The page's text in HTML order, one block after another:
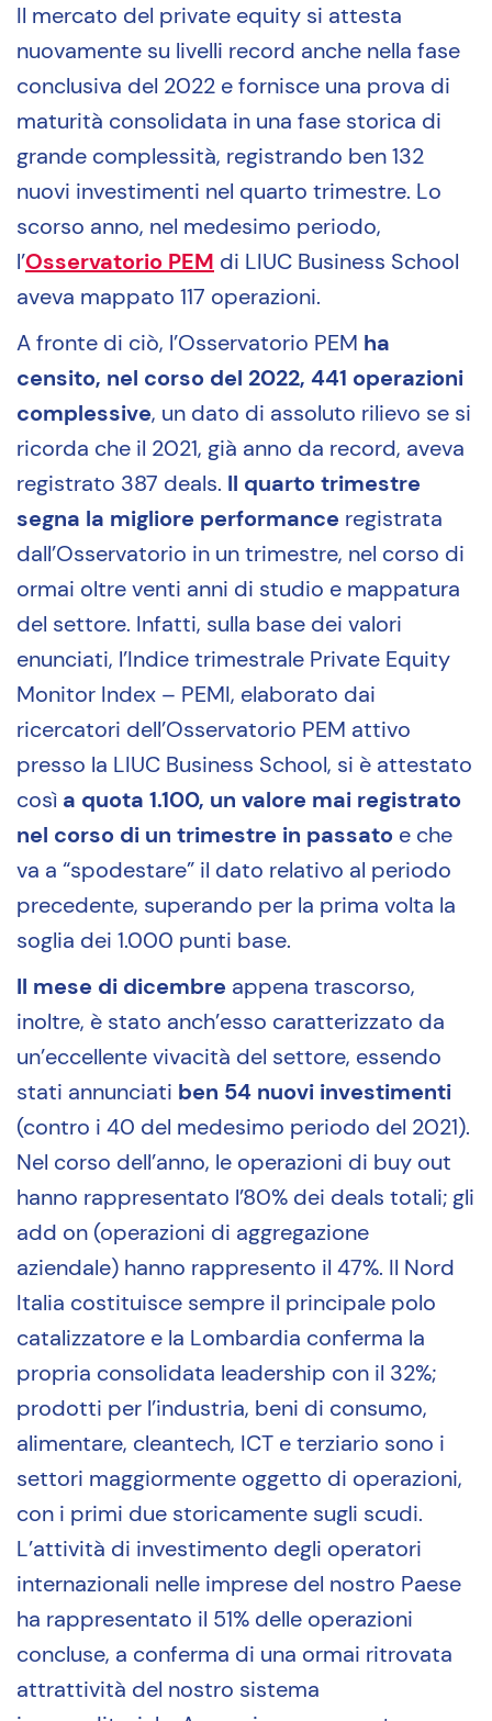
Il mercato del private equity si attesta
nuovamente su livelli record anche nella fase
conclusiva del 2022 e fornisce una prova di
maturità consolidata in una fase storica di
grande complessità, registrando ben 132
nuovi investimenti nel quarto trimestre. Lo
scorso anno, nel medesimo periodo,
l’Osservatorio PEM di LIUC Business School
aveva mappato 117 operazioni.
A fronte di ciò, l’Osservatorio PEM ha
censito, nel corso del 2022, 441 operazioni
complessive, un dato di assoluto rilievo se si
ricorda che il 2021, già anno da record, aveva
registrato 387 deals. Il quarto trimestre
segna la migliore performance registrata
dall’Osservatorio in un trimestre, nel corso di
ormai oltre venti anni di studio e mappatura
del settore. Infatti, sulla base dei valori
enunciati, l’Indice trimestrale Private Equity
Monitor Index – PEMI, elaborato dai
ricercatori dell’Osservatorio PEM attivo
presso la LIUC Business School, si è attestato
così a quota 1.100, un valore mai registrato
nel corso di un trimestre in passato e che
va a “spodestare” il dato relativo al periodo
precedente, superando per la prima volta la
soglia dei 1.000 punti base.
Il mese di dicembre appena trascorso,
inoltre, è stato anch’esso caratterizzato da
un’eccellente vivacità del settore, essendo
stati annunciati ben 54 nuovi investimenti
(contro i 40 del medesimo periodo del 2021).
Nel corso dell’anno, le operazioni di buy out
hanno rappresentato l’80% dei deals totali; gli
add on (operazioni di aggregazione
aziendale) hanno rappresento il 47%. Il Nord
Italia costituisce sempre il principale polo
catalizzatore e la Lombardia conferma la
propria consolidata leadership con il 32%;
prodotti per l’industria, beni di consumo,
alimentare, cleantech, ICT e terziario sono i
settori maggiormente oggetto di operazioni,
con i primi due storicamente sugli scudi.
L’attività di investimento degli operatori
internazionali nelle imprese del nostro Paese
ha rappresentato il 51% delle operazioni
concluse, a conferma di una ormai ritrovata
attrattività del nostro sistema